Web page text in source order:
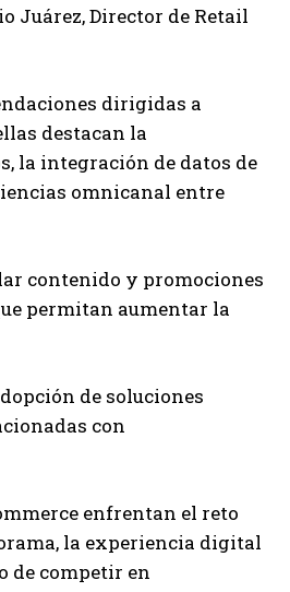
Juárez, Director de Retail
dirigidas a
destacan la
la integración de datos de
omnicanal entre
contenido y promociones
permitan aumentar la
de soluciones
con
enfrentan el reto
la experiencia digital
de competir en